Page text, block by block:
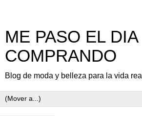
ME PASO EL DIA
COMPRANDO
Blog de moda y belleza para la vida real